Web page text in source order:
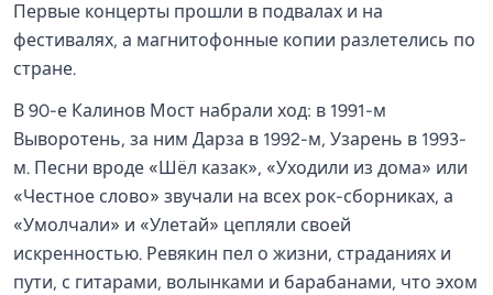
Первые концерты прошли в подвалах и на
фестивалях, а магнитофонные копии разлетелись по
стране.
В 90-е Калинов Мост набрали ход: в 1991-м
Выворотень, за ним Дарза в 1992-м, Узарень в 1993-
м. Песни вроде «Шёл казак», «Уходили из дома» или
«Честное слово» звучали на всех рок-сборниках, а
«Умолчали» и «Улетай» цепляли своей
искренностью. Ревякин пел о жизни, страданиях и
пути, с гитарами, волынками и барабанами, что эхом